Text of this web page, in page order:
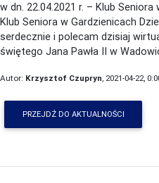
w dn. 22.04.2021 r. – Klub
Klub Seniora w Gardzienicach
serdecznie i polecam dzisiaj
świętego Jana Pawła II w
Autor: Krzysztof Czupryn, 2021-04-22,
PRZEJDŹ DO AKTUALNOŚCI